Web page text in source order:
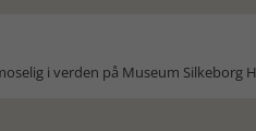
i verden på Museum Silkeborg